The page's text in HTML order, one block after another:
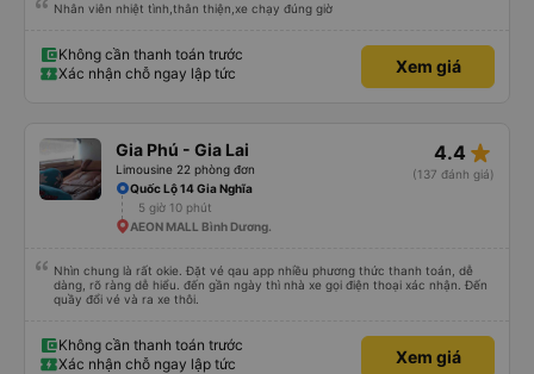
Nhân viên nhiệt tình,thân thiện,xe chạy đúng giờ
Không cần thanh toán trước
Xác nhận chỗ ngay lập tức
Xem giá
Gia Phú - Gia Lai
Limousine 22 phòng đơn
4.4 star_rate
(137 đánh giá)
Quốc Lộ 14 Gia Nghĩa
5 giờ 10 phút
AEON MALL Bình Dương.
Nhìn chung là rất okie. Đặt vé qau app nhiều phương thức thanh toán, dễ
dàng, rõ ràng dễ hiểu. đến gần ngày thì nhà xe gọi điện thoại xác nhận. Đến
quầy đổi vé và ra xe thôi.
Không cần thanh toán trước
Xác nhận chỗ ngay lập tức
Xem giá